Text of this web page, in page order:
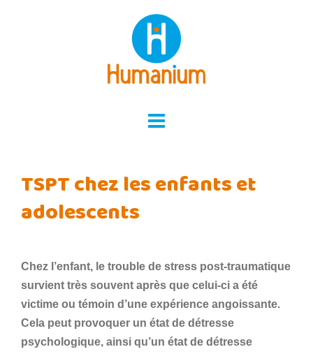
TSPT chez les enfants et
adolescents
Chez l’enfant, le trouble de stress post-traumatique
survient très souvent après que celui-ci a été
victime ou témoin d’une expérience angoissante.
Cela peut provoquer un état de détresse
psychologique, ainsi qu’un état de détresse